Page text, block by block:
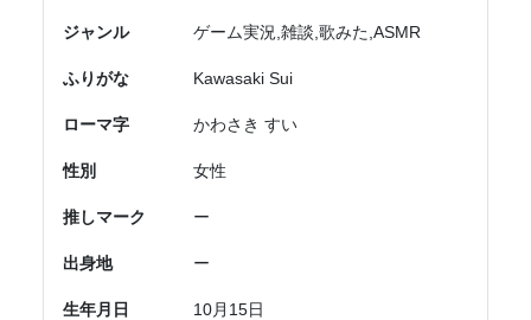
ジャンル ゲーム実況,雑談,歌みた,ASMR
ふりがな Kawasaki Sui
ローマ字 かわさき すい
性別 女性
推しマーク ー
出身地 ー
生年月日 10月15日